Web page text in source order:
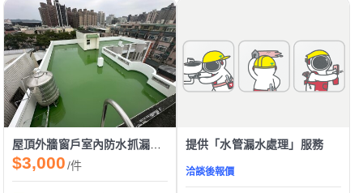
屋頂外牆窗戶室內防水抓漏工程 高壓關注結構補強壁癌處理水管抓漏水管側漏
$3,000/件
提供「水管漏水處理」服務
洽談後報價